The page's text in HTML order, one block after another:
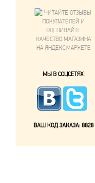
МЫ В СОЦСЕТЯХ:
ВАШ КОД ЗАКАЗА: 8828